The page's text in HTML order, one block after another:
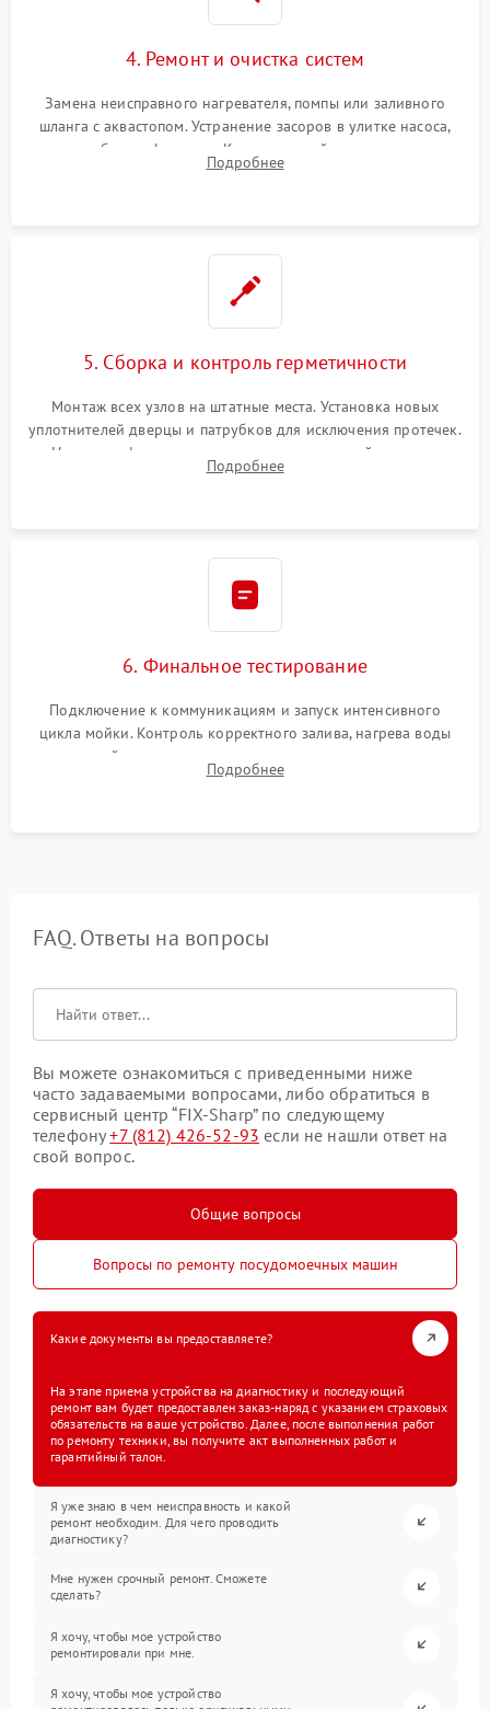
4. Ремонт и очистка систем
Замена неисправного нагревателя, помпы или заливного
шланга с аквастопом. Устранение засоров в улитке насоса,
патрубках и фильтрах. Компонентный ремонт платы
управления, восстановление поврежденной проводки.
Подробнее
5. Сборка и контроль герметичности
Монтаж всех узлов на штатные места. Установка новых
уплотнителей дверцы и патрубков для исключения протечек.
Надежная фиксация хомутов гидравлической системы,
сборка корпуса и установка датчика поплавка.
Подробнее
6. Финальное тестирование
Подключение к коммуникациям и запуск интенсивного
цикла мойки. Контроль корректного залива, нагрева воды
до нужной температуры, отсутствия посторонних шумов,
штатного слива и абсолютной сухости в поддоне.
Подробнее
FAQ. Ответы на вопросы
Вы можете ознакомиться с приведенными ниже
часто задаваемыми вопросами, либо обратиться в
сервисный центр “FIX-Sharp” по следующему
телефону+7 (812) 426-52-93 если не нашли ответ на
свой вопрос.
Общие вопросы
Вопросы по ремонту посудомоечных машин
Какие документы вы предоставляете?
На этапе приема устройства на диагностику и последующий
ремонт вам будет предоставлен заказ-наряд с указанием страховых
обязательств на ваше устройство. Далее, после выполнения работ
по ремонту техники, вы получите акт выполненных работ и
гарантийный талон.
Я уже знаю в чем неисправность и какой
ремонт необходим. Для чего проводить
диагностику?
Мне нужен срочный ремонт. Сможете
сделать?
Я хочу, чтобы мое устройство
ремонтировали при мне.
Я хочу, чтобы мое устройство